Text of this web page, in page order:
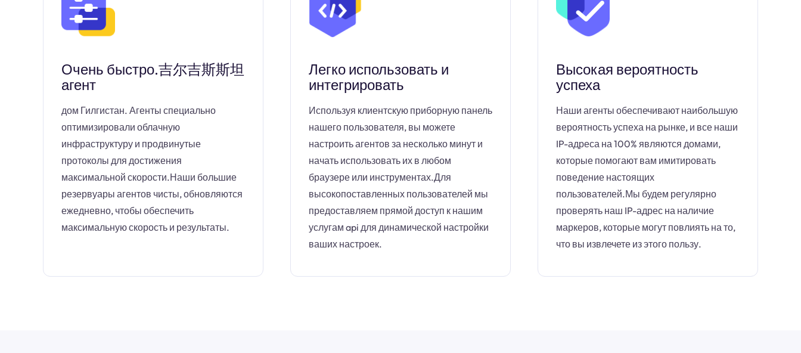
Очень быстро.吉尔吉斯斯坦
агент
дом Гилгистан. Агенты специально
оптимизировали облачную
инфраструктуру и продвинутые
протоколы для достижения
максимальной скорости.Наши большие
резервуары агентов чисты, обновляются
ежедневно, чтобы обеспечить
максимальную скорость и результаты.
Легко использовать и
интегрировать
Используя клиентскую приборную панель
нашего пользователя, вы можете
настроить агентов за несколько минут и
начать использовать их в любом
браузере или инструментах.Для
высокопоставленных пользователей мы
предоставляем прямой доступ к нашим
услугам api для динамической настройки
ваших настроек.
Высокая вероятность
успеха
Наши агенты обеспечивают наибольшую
вероятность успеха на рынке, и все наши
IP-адреса на 100% являются домами,
которые помогают вам имитировать
поведение настоящих
пользователей.Мы будем регулярно
проверять наш IP-адрес на наличие
маркеров, которые могут повлиять на то,
что вы извлечете из этого пользу.